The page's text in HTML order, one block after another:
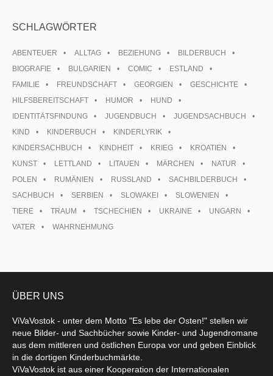
SCHLAGWÖRTER
ABENTEUER ALLTAG BEZIEHUNG
BILDERBUCH
BIOGRAFIE
BULGARIEN COMIC
ESTLAND
FAMILIE
FREUNDSCHAFT GEORGIEN
GESCHICHTE
HILFSBEREITSCHAFT
HUMOR
HUND
IDENTITÄTSFINDUNG
JUGENDBUCH
JUGENDSACHBUCH
KIND
KINDERBUCH
KINDERLYRIK
KINDERSACHBUCH
KINDHEIT KRIEG
KROATIEN
KUNST
LETTLAND LITAUEN MÄRCHEN
NATUR
POLEN
RUMÄNIEN RUSSLAND
SACHBILDERBUCH
SACHBUCH
SERBIEN SLOWAKEI
SLOWENIEN
TIERE
TRAUM TSCHECHIEN UKRAINE
UNGARN
VATER
WAHRNEHMUNG
ÜBER UNS
ViVaVostok - unter dem Motto "Es lebe der Osten!" stellen wir
neue Bilder- und Sachbücher sowie Kinder- und Jugendromane
aus dem mittleren und östlichen Europa vor und geben Einblick
in die dortigen Kinderbuchmärkte.
ViVaVostok ist aus einer Kooperation der Internationalen